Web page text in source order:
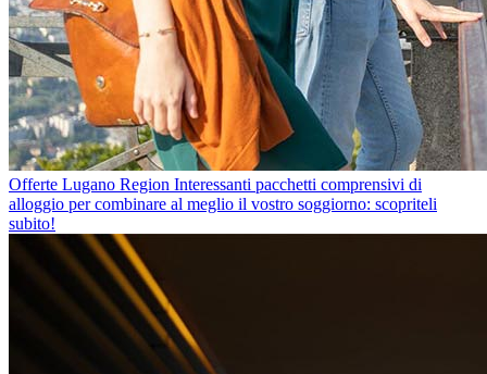
Offerte Lugano Region Interessanti pacchetti comprensivi di
alloggio per combinare al meglio il vostro soggiorno: scopriteli
subito!